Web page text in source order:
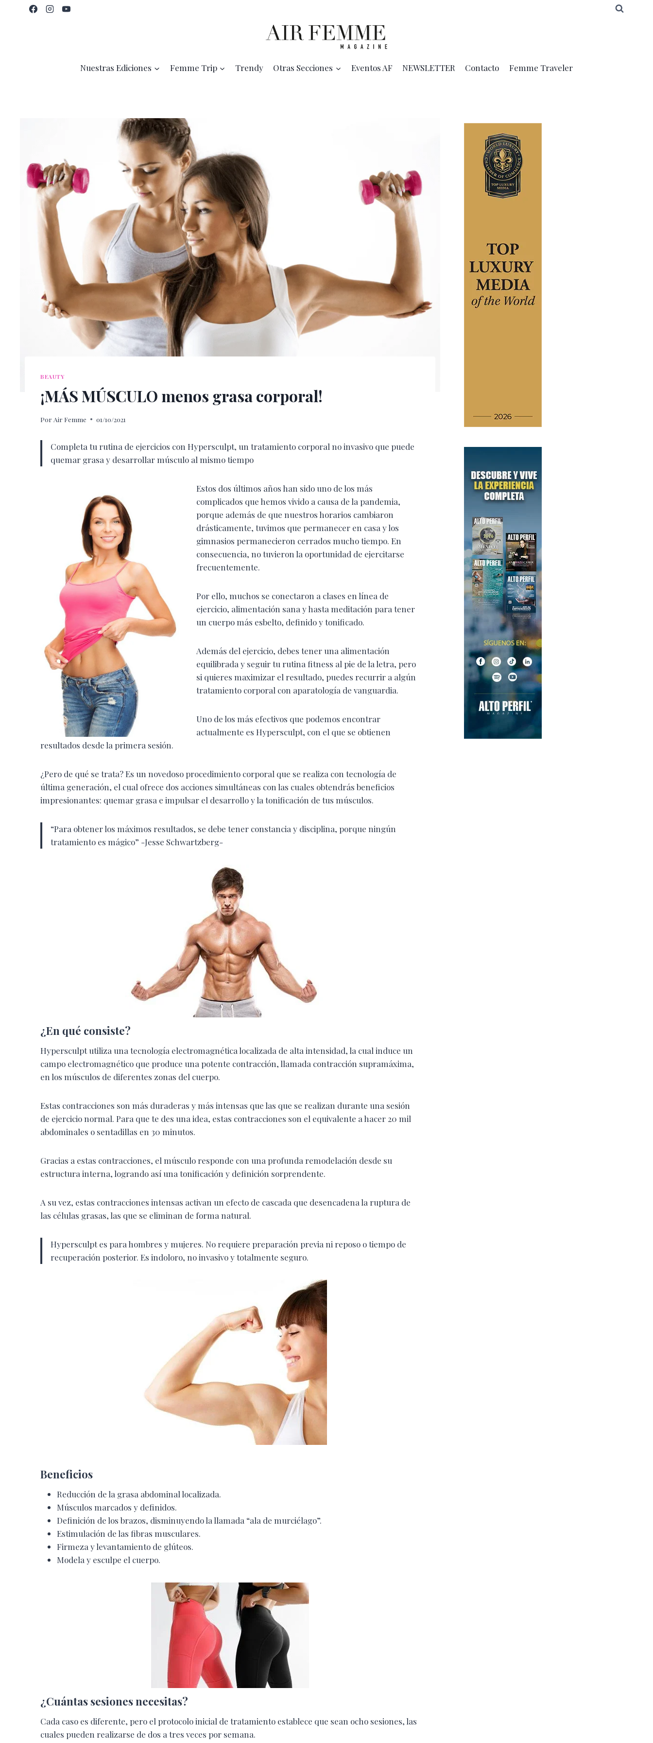
Nuestras Ediciones Femme Trip Trendy Otras Secciones Eventos AF NEWSLETTER Contacto Femme Traveler
BEAUTY
¡MÁS MÚSCULO menos grasa corporal!
Por Air Femme 01/10/2021
Completa tu rutina de ejercicios con Hypersculpt, un tratamiento corporal no invasivo que puede
quemar grasa y desarrollar músculo al mismo tiempo
Estos dos últimos años han sido uno de los más
complicados que hemos vivido a causa de la pandemia,
porque además de que nuestros horarios cambiaron
drásticamente, tuvimos que permanecer en casa y los
gimnasios permanecieron cerrados muchotiempo. En
consecuencia, no tuvieron la oportunidad de ejercitarse
frecuentemente.
Por ello, muchos se conectaron a clases en línea de
ejercicio, alimentación sana y hasta meditación para tener
un cuerpo más esbelto, definido y tonificado.
Además del ejercicio, debes tener una alimentación
equilibrada y seguir tu rutina fitness al pie de la letra, pero
si quieres maximizar el resultado, puedes recurrir a algún
tratamiento corporal con aparatología de vanguardia.
Uno de los más efectivos que podemos encontrar
actualmente es Hypersculpt, con el que se obtienen
resultados desde la primera sesión.
¿Pero de qué se trata? Es un novedoso procedimiento corporal que se realiza con tecnología de
última generación, el cual ofrece dos acciones simultáneas con las cuales obtendrás beneficios
impresionantes: quemar grasa e impulsar el desarrollo y la tonificación de tus músculos.
“Para obtener los máximos resultados, se debe tener constancia y disciplina, porque ningún
tratamiento es mágico” -Jesse Schwartzberg-
¿En qué consiste?
Hypersculpt utiliza una tecnología electromagnética localizada de alta intensidad, la cual induce un
campo electromagnético que produce una potente contracción, llamada contracción supramáxima,
en los músculos de diferentes zonas del cuerpo.
Estas contracciones son más duraderas y más intensas que las que se realizan durante una sesión
de ejercicio normal. Para que te des una idea, estas contracciones son el equivalente a hacer 20 mil
abdominales o sentadillas en 30 minutos.
Gracias a estas contracciones, el músculo responde con una profunda remodelación desde su
estructura interna, logrando así una tonificación y definición sorprendente.
A su vez, estas contracciones intensas activan un efecto de cascada que desencadena la ruptura de
las células grasas, las que se eliminan de forma natural.
Hypersculpt es para hombres y mujeres. No requiere preparación previa ni reposo o tiempo de
recuperación posterior. Es indoloro, no invasivo y totalmente seguro.
Beneficios
Reducción de la grasa abdominal localizada.
Músculos marcados y definidos.
Definición de los brazos, disminuyendo la llamada “ala de murciélago”.
Estimulación de las fibras musculares.
Firmeza y levantamiento de glúteos.
Modela y esculpe el cuerpo.
¿Cuántas sesiones necesitas?
Cada caso es diferente, pero el protocolo inicial de tratamiento establece que sean ocho sesiones, las
cuales pueden realizarse de dos a tres veces por semana.